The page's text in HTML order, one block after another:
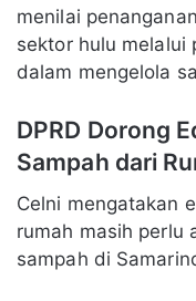
menilai
sektor hulu melalui
dalam mengelola
DPRD Dorong
Sampah dari
Celni mengatakan
rumah masih perlu
sampah di